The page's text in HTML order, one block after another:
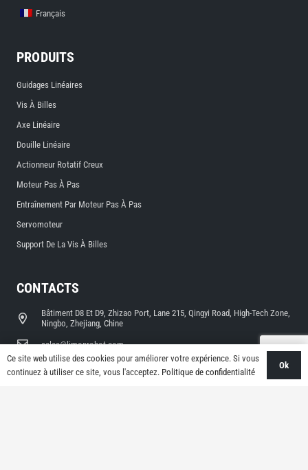
Français
PRODUITS
Guidages Linéaires
Vis À Billes
Axe Linéaire
Douille Linéaire
Actionneur Rotatif Creux
Moteur Pas À Pas
Entraînement Par Moteur Pas À Pas
Servomoteur
Support De La Vis À Billes
CONTACTS
Bâtiment D8 Et D9, Zhizao Port, Lane 215, Qingyi Road, High-Tech Zone,
Ningbo, Zhejiang, Chine
sales@limonrobot.com
+86-0574-87739290
Ce site web utilise des cookies pour améliorer votre expérience. Si vous
continuez à utiliser ce site, vous l'acceptez. Politique de confidentialité
Ok